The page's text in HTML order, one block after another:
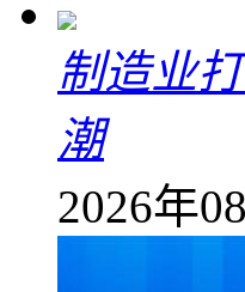
制造业
潮
2026年